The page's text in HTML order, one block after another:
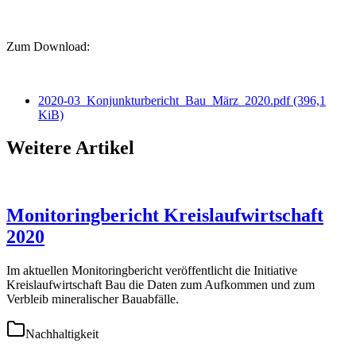
Zum Download:
2020-03_Konjunkturbericht_Bau_März_2020.pdf(396,1
KiB)
Weitere Artikel
Monitoringbericht Kreislaufwirtschaft
2020
Im aktuellen Monitoringbericht veröffentlicht die Initiative
Kreislaufwirtschaft Bau die Daten zum Aufkommen und zum
Verbleib mineralischer Bauabfälle.
Nachhaltigkeit